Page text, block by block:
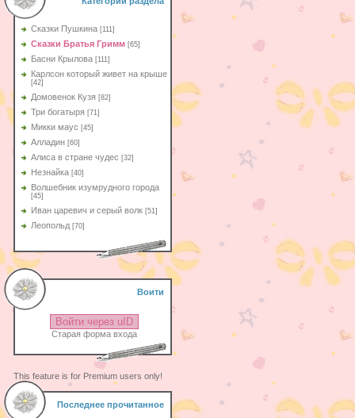
Сказки Пушкина [111]
Сказки Братья Гримм [65]
Басни Крылова [111]
Карлсон который живет на крыше
[42]
Домовенок Кузя [82]
Три богатыря [71]
Микки маус [45]
Алладин [60]
Aлиса в стране чудес [32]
Незнайка [40]
Волшебник изумрудного города
[45]
Иван царевич и серый волк [51]
Леопольд [70]
Воити
Войти через uID
Старая форма входа
This feature is for Premium users only!
Последнее прочитанное